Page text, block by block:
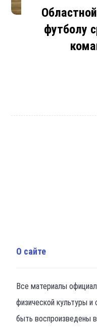
футболу
О сайте
Все материалы
физической культуры
быть воспроизведены